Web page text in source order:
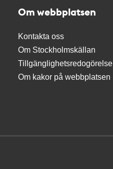
Om webbplatsen
Kontakta oss
Om Stockholmskällan
Tillgänglighetsredogörelse
Om kakor på webbplatsen